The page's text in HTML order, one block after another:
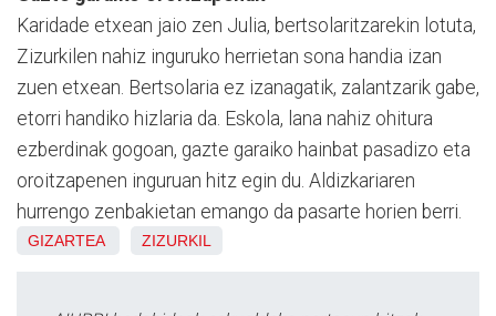
Karidade etxean jaio zen Julia, bertsolaritzarekin lotuta,
Zizurkilen nahiz inguruko herrietan sona handia izan
zuen etxean. Bertsolaria ez izanagatik, zalantzarik gabe,
etorri handiko hizlaria da. Eskola, lana nahiz ohitura
ezberdinak gogoan, gazte garaiko hainbat pasadizo eta
oroitzapenen inguruan hitz egin du. Aldizkariaren
hurrengo zenbakietan emango da pasarte horien berri.
GIZARTEA ZIZURKIL